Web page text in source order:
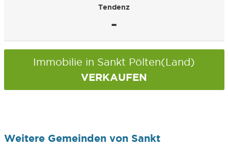
Tendenz
-
Immobilie in Sankt Pölten(Land)
VERKAUFEN
Weitere Gemeinden von Sankt